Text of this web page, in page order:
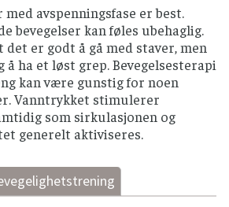
med avspenningsfase er best.
bevegelser kan føles ubehaglig.
det er godt å gå med staver, men
ha et løst grep. Bevegelsesterapi
kan være gunstig for noen
Vanntrykket stimulerer
som sirkulasjonen og
generelt aktiviseres.